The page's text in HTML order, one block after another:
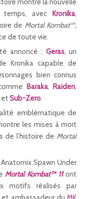
montre la nouvelle
temps, avec Kronika,
de Mortal Kombat™,
de toute vie.
annoncé : Geras, un
Kronika capable de
bien connus
Baraka, Raiden,
Sub-Zero.
emblématique de
les mises à mort
de l’histoire de Mortal
Spawn Under
Mortal Kombat™ 11ont
motifs réalisés par